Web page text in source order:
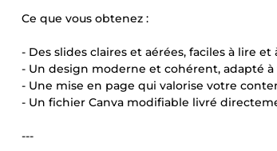
Ce que vous obtenez :
- Des slides claires et aérées, faciles à lire et
- Un design moderne et cohérent, adapté
- Une mise en page qui valorise votre
- Un fichier Canva modifiable livré
---